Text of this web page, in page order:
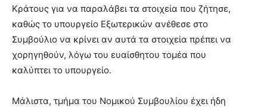
Κράτους για να παραλάβει τα στοιχεία που ζήτησε,
καθώς το υπουργείο Εξωτερικών ανέθεσε στο
Συμβούλιο να κρίνει αν αυτά τα στοιχεία πρέπει να
χορηγηθούν, λόγω του ευαίσθητου τομέα που
καλύπτει το υπουργείο.
Μάλιστα, τμήμα του Νομικού Συμβουλίου έχει ήδη